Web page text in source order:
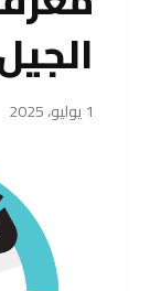
1 يوليو، 2025